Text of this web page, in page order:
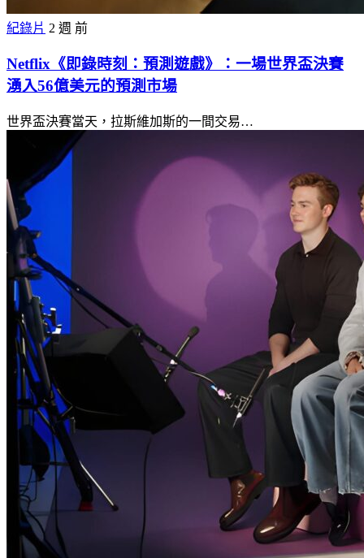
紀錄片 2 週 前
Netflix《即錄時刻：預測遊戲》：一場世界盃決賽
湧入56億美元的預測市場
世界盃決賽當天，拉斯維加斯的一間交易…